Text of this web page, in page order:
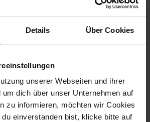
Details Über Cookies
unserer Webseiten und ihrer
um dich über unser Unternehmen auf
zu informieren, möchten wir Cookies
einverstanden bist, klicke bitte auf
beispielsweise USA, Schweden,
wurden übrigens auch während der
diversere Führungsteams aufgebaut.
belegt erfolgreicher operieren.
mehr Frauen
Arbeitszeitmodelle und Vielfalt als